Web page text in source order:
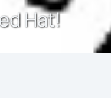
Hat!